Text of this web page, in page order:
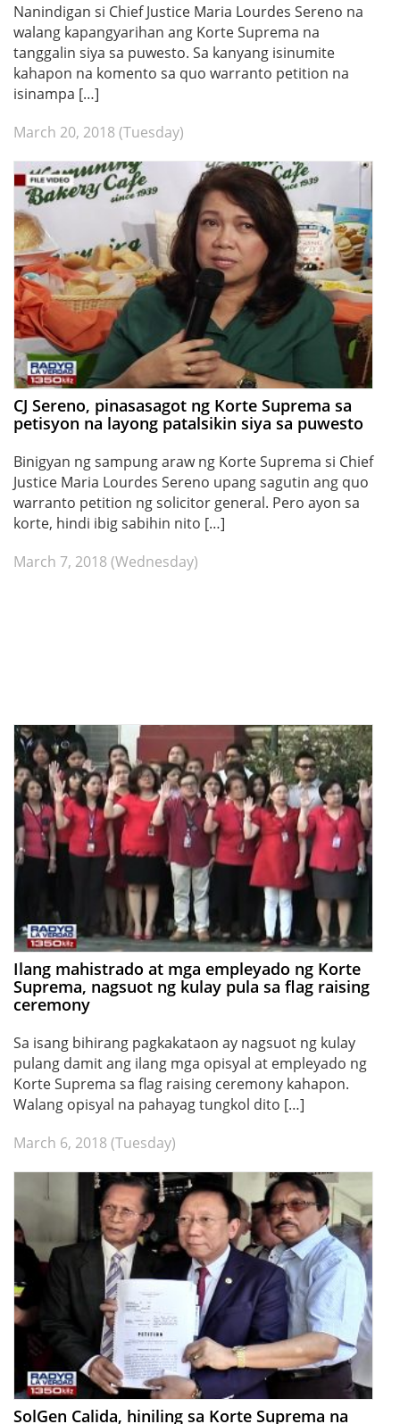
Nanindigan si Chief Justice Maria Lourdes Sereno na
walang kapangyarihan ang Korte Suprema na
tanggalin siya sa puwesto. Sa kanyang isinumite
kahapon na komento sa quo warranto petition na
isinampa […]
March 20, 2018 (Tuesday)
CJ Sereno, pinasasagot ng Korte Suprema sa
petisyon na layong patalsikin siya sa puwesto
Binigyan ng sampung araw ng Korte Suprema si Chief
Justice Maria Lourdes Sereno upang sagutin ang quo
warranto petition ng solicitor general. Pero ayon sa
korte, hindi ibig sabihin nito […]
March 7, 2018 (Wednesday)
Ilang mahistrado at mga empleyado ng Korte
Suprema, nagsuot ng kulay pula sa flag raising
ceremony
Sa isang bihirang pagkakataon ay nagsuot ng kulay
pulang damit ang ilang mga opisyal at empleyado ng
Korte Suprema sa flag raising ceremony kahapon.
Walang opisyal na pahayag tungkol dito […]
March 6, 2018 (Tuesday)
SolGen Calida, hiniling sa Korte Suprema na